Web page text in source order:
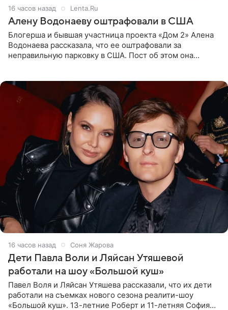
16 часов назад Lenta.Ru
Алену Водонаеву оштрафовали в США
Блогерша и бывшая участница проекта «Дом 2» Алена
Водонаева рассказала, что ее оштрафовали за
неправильную парковку в США. Пост об этом она
16 часов назад Соня Жарова
Дети Павла Воли и Ляйсан Утяшевой
работали на шоу «Большой куш»
Павел Воля и Ляйсан Утяшева рассказали, что их дети
работали на съемках нового сезона реалити-шоу
«Большой куш». 13-летние Роберт и 11-летняя София